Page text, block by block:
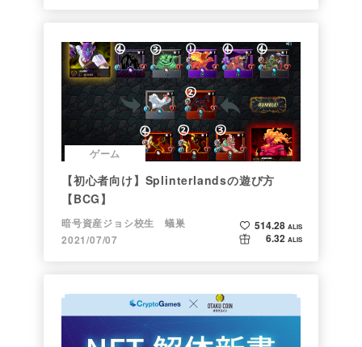
ゲーム
【初心者向け】Splinterlandsの遊び方
【BCG】
暗号資産ジョシ校生 蟻巣
2021/07/07
514.28 ALIS
6.32 ALIS